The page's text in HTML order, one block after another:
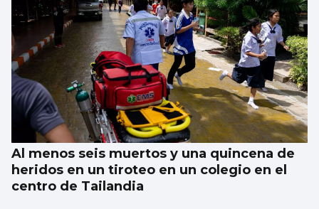
Al menos seis muertos y una quincena de
heridos en un tiroteo en un colegio en el
centro de Tailandia